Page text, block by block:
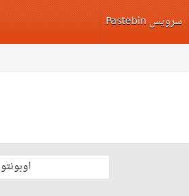
سرویس Pastebin
اوبونتو ۲۶٫۰۴ «راکون ثابت‌قدم» با پشتیبانی بلند مدّت منتشر شد 🎊